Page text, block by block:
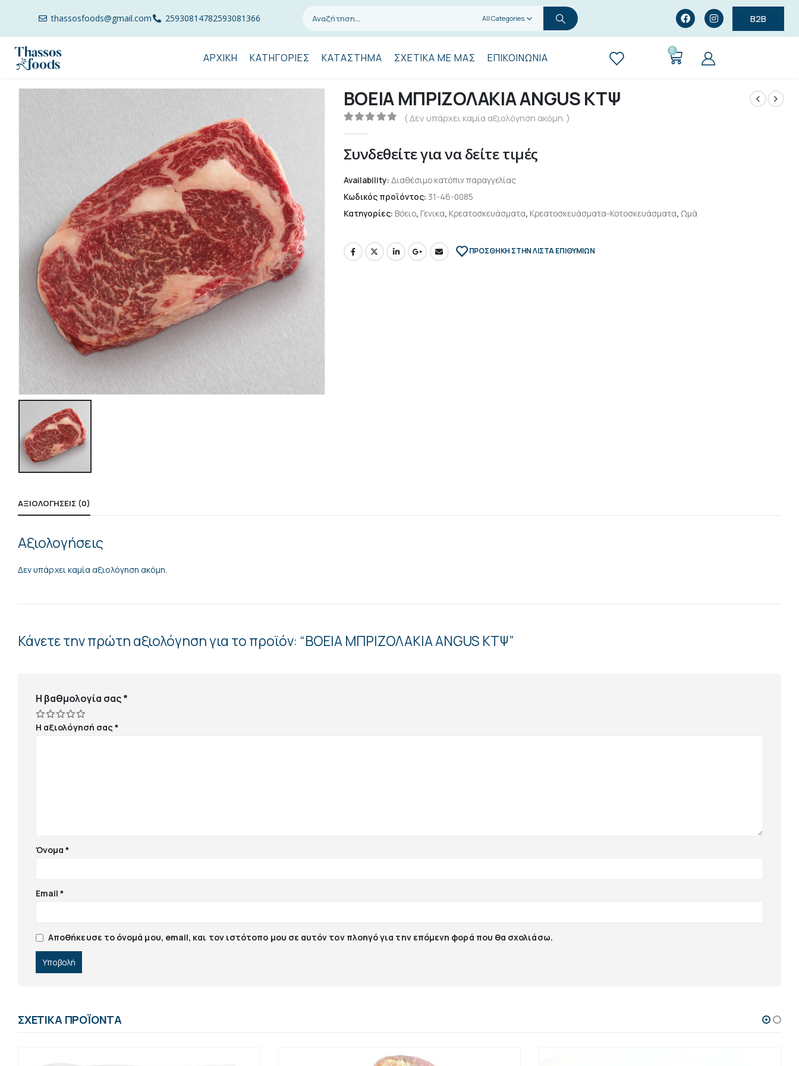
thassosfoods@gmail.com 25930814782593081366 All Categories B2B
ΑΡΧΙΚΉ ΚΑΤΗΓΟΡΊΕΣ ΚΑΤΆΣΤΗΜΑ ΣΧΕΤΙΚΆ ΜΕ ΜΑΣ ΕΠΙΚΟΙΝΩΝΊΑ
0
ΒΟΕΙΑ ΜΠΡΙΖΟΛΑKIA ANGUS ΚΤΨ
( Δεν υπάρχει καμία αξιολόγηση ακόμη. )
Συνδεθείτε για να δείτε τιμές
Availability: Διαθέσιμο κατόπιν παραγγελίας
Κωδικός προϊόντος: 31-46-0085
Κατηγορίες: Βόειο, Γενικα, Κρεατοσκευάσματα, Κρεατοσκευάσματα-Κοτοσκευάσματα, Ωμά
ΠΡΌΣΘΉΚΗ ΣΤΗΝ ΛΊΣΤΑ ΕΠΙΘΥΜΙΏΝ
ΑΞΙΟΛΟΓΉΣΕΙΣ (0)
Αξιολογήσεις
Δεν υπάρχει καμία αξιολόγηση ακόμη.
Κάνετε την πρώτη αξιολόγηση για το προϊόν: “ΒΟΕΙΑ ΜΠΡΙΖΟΛΑKIA ANGUS ΚΤΨ”
Η βαθμολογία σας*
Η αξιολόγησή σας*
Όνομα*
Email*
Αποθήκευσε το όνομά μου, email, και τον ιστότοπο μου σε αυτόν τον πλοηγό για την επόμενη φορά που θα σχολιάσω.
ΣΧΕΤΙΚΆ ΠΡΟΪΌΝΤΑ